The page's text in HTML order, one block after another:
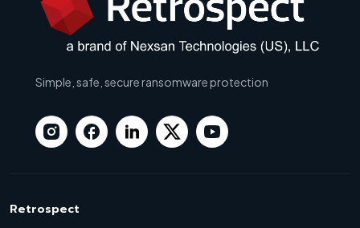
Simple, safe, secure ransomware protection
Retrospect